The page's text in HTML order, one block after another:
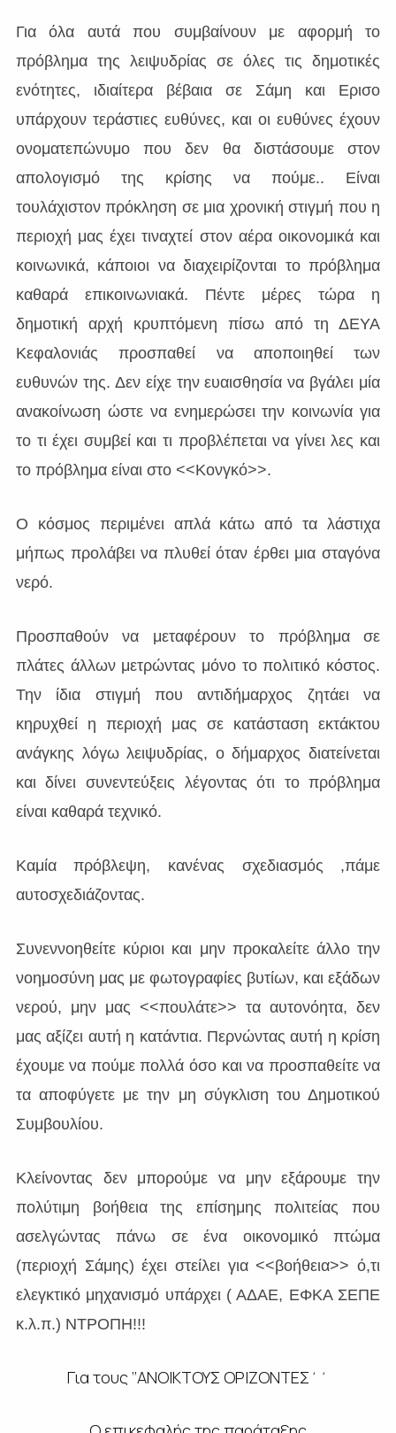
Για όλα αυτά που συμβαίνουν με αφορμή το
πρόβλημα της λειψυδρίας σε όλες τις δημοτικές
ενότητες, ιδιαίτερα βέβαια σε Σάμη και Ερισο
υπάρχουν τεράστιες ευθύνες, και οι ευθύνες έχουν
ονοματεπώνυμο που δεν θα διστάσουμε στον
απολογισμό της κρίσης να πούμε.. Είναι
τουλάχιστον πρόκληση σε μια χρονική στιγμή που η
περιοχή μας έχει τιναχτεί στον αέρα οικονομικά και
κοινωνικά, κάποιοι να διαχειρίζονται το πρόβλημα
καθαρά επικοινωνιακά. Πέντε μέρες τώρα η
δημοτική αρχή κρυπτόμενη πίσω από τη ΔΕΥΑ
Κεφαλονιάς προσπαθεί να αποποιηθεί των
ευθυνών της. Δεν είχε την ευαισθησία να βγάλει μία
ανακοίνωση ώστε να ενημερώσει την κοινωνία για
το τι έχει συμβεί και τι προβλέπεται να γίνει λες και
το πρόβλημα είναι στο <<Κονγκό>>.
Ο κόσμος περιμένει απλά κάτω από τα λάστιχα
μήπως προλάβει να πλυθεί όταν έρθει μια σταγόνα
νερό.
Προσπαθούν να μεταφέρουν το πρόβλημα σε
πλάτες άλλων μετρώντας μόνο το πολιτικό κόστος.
Την ίδια στιγμή που αντιδήμαρχος ζητάει να
κηρυχθεί η περιοχή μας σε κατάσταση εκτάκτου
ανάγκης λόγω λειψυδρίας, ο δήμαρχος διατείνεται
και δίνει συνεντεύξεις λέγοντας ότι το πρόβλημα
είναι καθαρά τεχνικό.
Καμία πρόβλεψη, κανένας σχεδιασμός ,πάμε
αυτοσχεδιάζοντας.
Συνεννοηθείτε κύριοι και μην προκαλείτε άλλο την
νοημοσύνη μας με φωτογραφίες βυτίων, και εξάδων
νερού, μην μας <<πουλάτε>> τα αυτονόητα, δεν
μας αξίζει αυτή η κατάντια. Περνώντας αυτή η κρίση
έχουμε να πούμε πολλά όσο και να προσπαθείτε να
τα αποφύγετε με την μη σύγκλιση του Δημοτικού
Συμβουλίου.
Κλείνοντας δεν μπορούμε να μην εξάρουμε την
πολύτιμη βοήθεια της επίσημης πολιτείας που
ασελγώντας πάνω σε ένα οικονομικό πτώμα
(περιοχή Σάμης) έχει στείλει για <<βοήθεια>> ό,τι
ελεγκτικό μηχανισμό υπάρχει ( ΑΔΑΕ, ΕΦΚΑ ΣΕΠΕ
κ.λ.π.) ΝΤΡΟΠΗ!!!
Για τους ‘’ΑΝΟΙΚΤΟΥΣ ΟΡΙΖΟΝΤΕΣ΄΄